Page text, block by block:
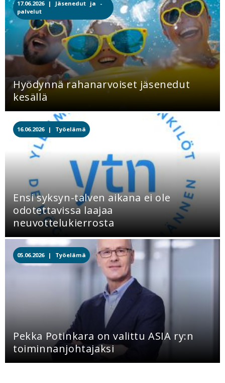
17.06.2026 | Jäsenedut ja -
palvelut
Hyödynnä rahanarvoiset jäsenedut
kesällä
16.06.2026 | Työelämä
Ensi syksyn-talven aikana ei ole
odotettavissa laajaa
neuvottelukierrosta
05.06.2026 | Työelämä
Pekka Potinkara on valittu ASIA ry:n
toiminnanjohtajaksi